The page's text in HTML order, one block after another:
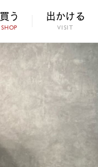
買う
SHOP
出かける
VISIT